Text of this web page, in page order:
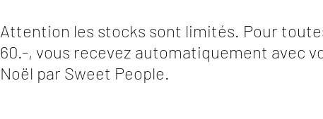
Attention les stocks sont limités. Pour
60.-, vous recevez automatiquement avec
Noël par Sweet People.